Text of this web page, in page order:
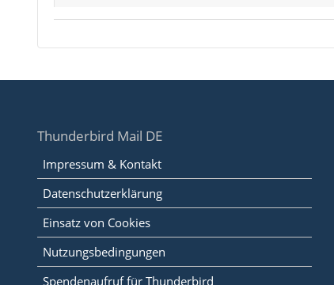
Thunderbird Mail DE
Impressum & Kontakt
Datenschutzerklärung
Einsatz von Cookies
Nutzungsbedingungen
Spendenaufruf für Thunderbird